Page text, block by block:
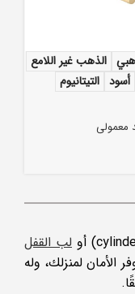
الذهب غير اللامع
أسود التيتانيوم
معمولی
لب القفل
الأمان لمنزلك، وله